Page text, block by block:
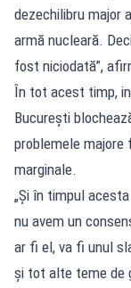
dezechilibru major
armă nucleară.
fost niciodată”,
În tot acest timp,
București
problemele
marginale.
„Și în timpul
nu avem un
ar fi el, va fi unul
și tot alte teme de